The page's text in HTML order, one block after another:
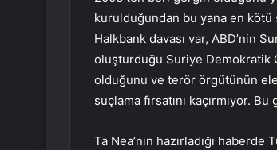
kurulduğundan bu yana en kötü
Halkbank davası var, ABD’nin
oluşturduğu Suriye Demokratik
olduğunu ve terör örgütünün
suçlama fırsatını kaçırmıyor.
Ta Nea’nın hazırladığı